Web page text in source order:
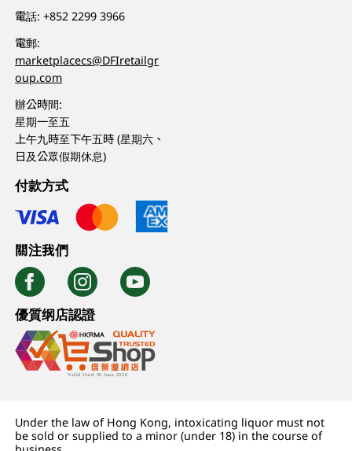
電話:+852 2299 3966
電郵:
marketplacecs@DFIretailgr
oup.com
辦公時間:
星期一至五
上午九時至下午五時 (星期六、
日及公眾假期休息)
付款方式
關注我們
優質纲店認證
Under the law of Hong Kong, intoxicating liquor must not
be sold or supplied to a minor (under 18) in the course of